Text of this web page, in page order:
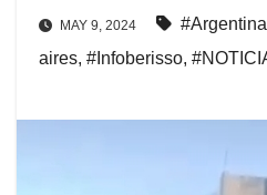
MAY 9, 2024 #Argentina
aires, #Infoberisso,